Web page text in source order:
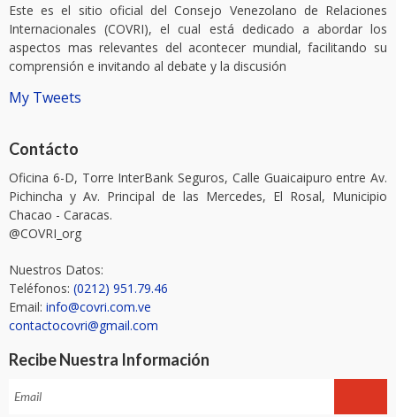
Este es el sitio oficial del Consejo Venezolano de Relaciones
Internacionales (COVRI), el cual está dedicado a abordar los
aspectos mas relevantes del acontecer mundial, facilitando su
comprensión e invitando al debate y la discusión
My Tweets
Contácto
Oficina 6-D, Torre InterBank Seguros, Calle Guaicaipuro entre Av.
Pichincha y Av. Principal de las Mercedes, El Rosal, Municipio
Chacao - Caracas.
@COVRI_org
Nuestros Datos:
Teléfonos: (0212) 951.79.46
Email: info@covri.com.ve
contactocovri@gmail.com
Recibe Nuestra Información